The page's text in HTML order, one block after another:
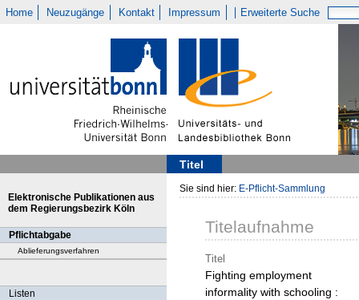
Home Neuzugänge Kontakt Impressum Erweiterte Suche
Titel
Elektronische Publikationen aus
dem Regierungsbezirk Köln
Pflichtabgabe
Ablieferungsverfahren
Listen
Sie sind hier: E-Pflicht-Sammlung
Titelaufnahme
Titel
Fighting employment
informality with schooling :